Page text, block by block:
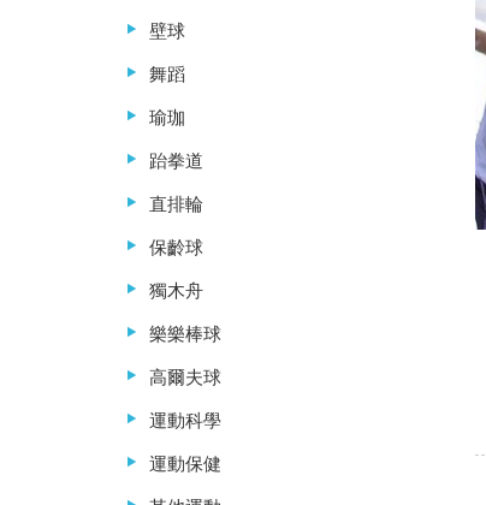
壁球
舞蹈
瑜珈
跆拳道
直排輪
保齡球
獨木舟
樂樂棒球
高爾夫球
運動科學
運動保健